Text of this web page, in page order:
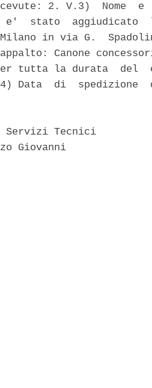
2. V.3)  Nome
e'  stato  aggiudicato
Milano in via G.
Canone
per tutta la durata  del
Data  di  spedizione
Servizi Tecnici
Giovanni